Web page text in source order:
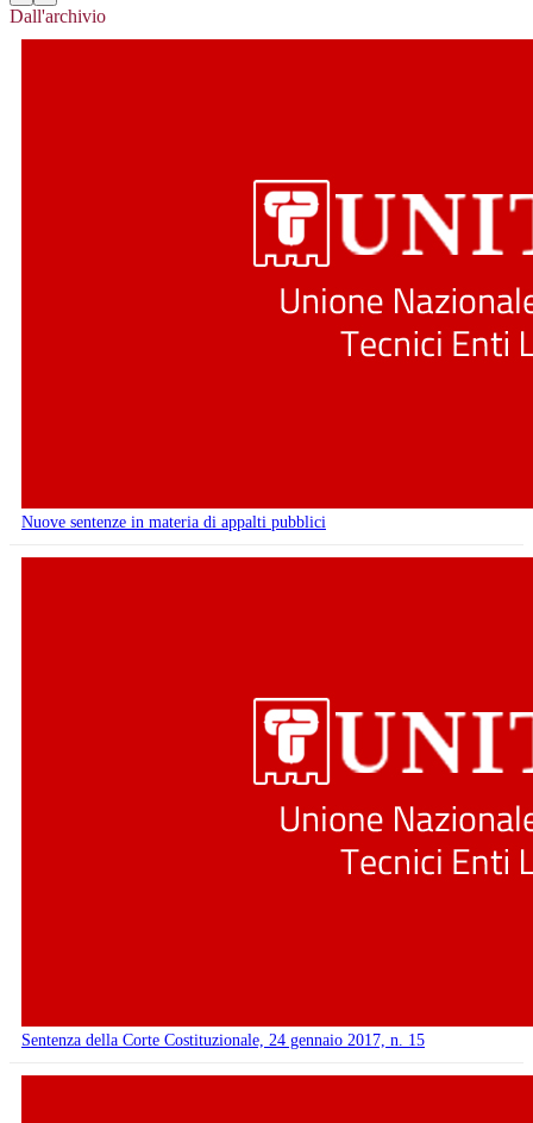
Dall'archivio
Nuove sentenze in materia di appalti pubblici
Sentenza della Corte Costituzionale, 24 gennaio 2017, n. 15